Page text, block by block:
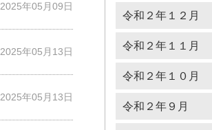
2025年05月09日
2025年05月13日
2025年05月13日
令和２年１２月
令和２年１１月
令和２年１０月
令和２年９月